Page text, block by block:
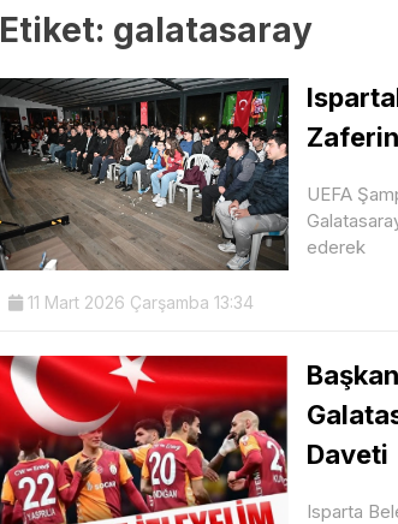
Etiket: galatasaray
UEFA
ederek
11 Mart 2026 Çarşamba 13:34
Daveti
Isparta